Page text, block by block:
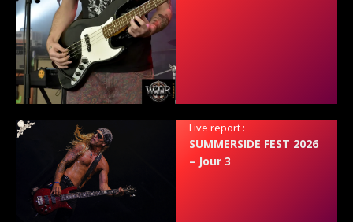
Live report :
SUMMERSIDE FEST 2026
– Jour 3